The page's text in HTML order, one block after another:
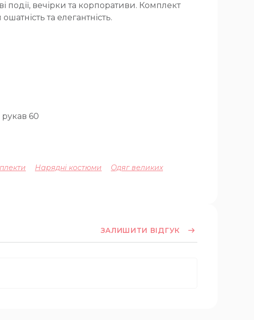
події, вечірки та корпоративи. Комплект
та елегантність.
60
Нарядні костюми
Одяг великих
ЗАЛИШИТИ ВІДГУК